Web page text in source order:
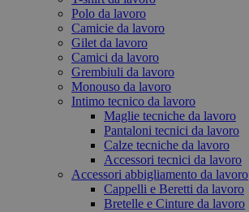
Polo da lavoro
Camicie da lavoro
Gilet da lavoro
Camici da lavoro
Grembiuli da lavoro
Monouso da lavoro
Intimo tecnico da lavoro
Maglie tecniche da lavoro
Pantaloni tecnici da lavoro
Calze tecniche da lavoro
Accessori tecnici da lavoro
Accessori abbigliamento da lavoro
Cappelli e Beretti da lavoro
Bretelle e Cinture da lavoro